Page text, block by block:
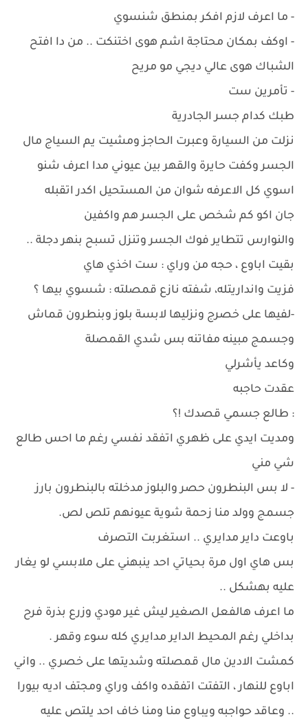
- ما اعرف لازم افكر بمنطق شنسوي
- اوكف بمكان محتاجة اشم هوى اختنكت .. من دا افتح
الشباك هوى عالي ديجي مو مريح
- تأمرين ست
طبك كدام جسر الجادرية
نزلت من السيارة وعبرت الحاجز ومشيت يم السياج مال
الجسر وكفت حايرة والقهر بين عيوني مدا اعرف شنو
اسوي كل الاعرفه شوان من المستحيل اكدر اتقبله
جان اكو كم شخص على الجسر هم واكفين
والنوارس تتطاير فوك الجسر وتنزل تسبح بنهر دجلة ..
بقيت اباوع ، حجه من وراي : ست اخذي هاي
فزيت وانداريتله، شفته نازع قمصلته : شسوي بيها ؟
-لفيها على خصرج ونزليها لابسة بلوز وبنطرون قماش
وجسمج مبينه مفاتنه بس شدي القمصلة
وكاعد يأشرلي
عقدت حاجبه
: طالع جسمي قصدك !؟
ومديت ايدي على ظهري اتفقد نفسي رغم ما احس طالع
شي مني
- لا بس البنطرون حصر والبلوز مدخلته بالبنطرون بارز
جسمج وولد منا زحمة شوية عيونهم تلص لص.
باوعت داير مدايري .. استغربت التصرف
بس هاي اول مرة بحياتي احد ينبهني على ملابسي لو يغار
عليه بهشكل ..
ما اعرف هالفعل الصغير ليش غير مودي وزرع بذرة فرح
بداخلي رغم المحيط الداير مدايري كله سوء وقهر .
كمشت الادين مال قمصلته وشديتها على خصري .. واني
اباوع للنهار ، التفتت اتفقده واكف وراي ومجتف اديه بيورا
.. وعاقد حواجبه ويباوع منا ومنا خاف احد يلتص عليه